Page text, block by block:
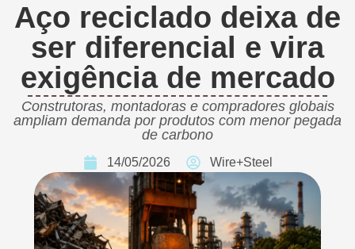
Aço reciclado deixa de
ser diferencial e vira
exigência de mercado
Construtoras, montadoras e compradores globais
ampliam demanda por produtos com menor pegada
de carbono
14/05/2026 Wire+Steel